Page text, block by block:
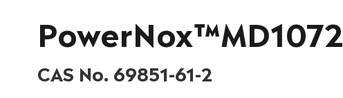
PowerNox™MD1072
CAS No. 69851-61-2